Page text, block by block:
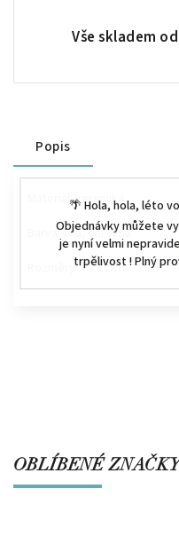
🌴 Hola, hola, léto
Objednávky můžete
je nyní velmi
trpělivost ! Plný
Vše skladem
Popis
Materiál: keramika
Barva: bílá, červená
Rozměry: 7 x 17 cm
OBLÍBENÉ